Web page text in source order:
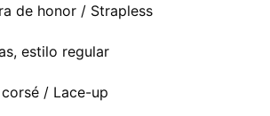
de honor / Strapless
estilo regular
/ Lace-up